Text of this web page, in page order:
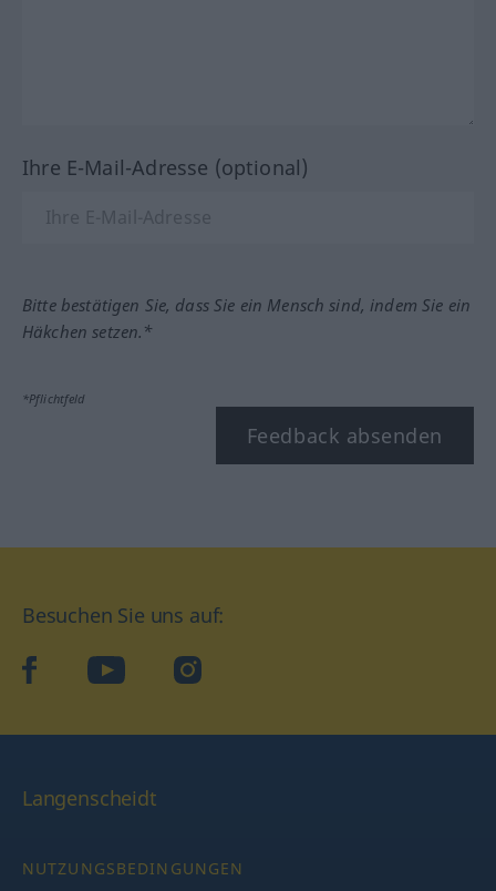
Ihre E-Mail-Adresse (optional)
Bitte bestätigen Sie, dass Sie ein Mensch sind, indem Sie ein
Häkchen setzen.*
*Pflichtfeld
Feedback absenden
Besuchen Sie uns auf:
facebookYouTube Instagram
Langenscheidt
NUTZUNGSBEDINGUNGEN